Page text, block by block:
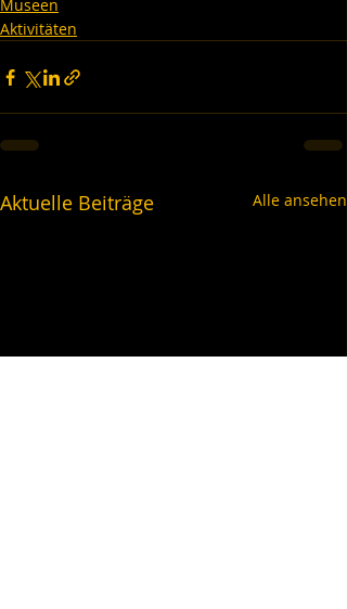
Museen
Aktivitäten
Aktuelle Beiträge Alle ansehen